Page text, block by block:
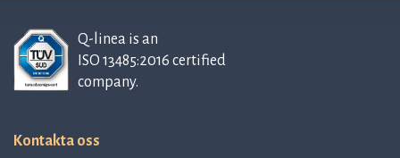
Q-linea is an
ISO 13485:2016 certified
company.
Kontakta oss